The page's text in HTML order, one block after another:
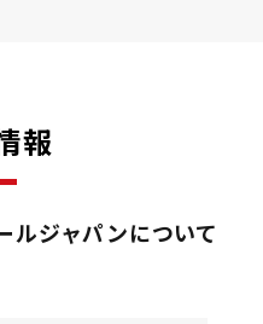
報
ルジャパンについて